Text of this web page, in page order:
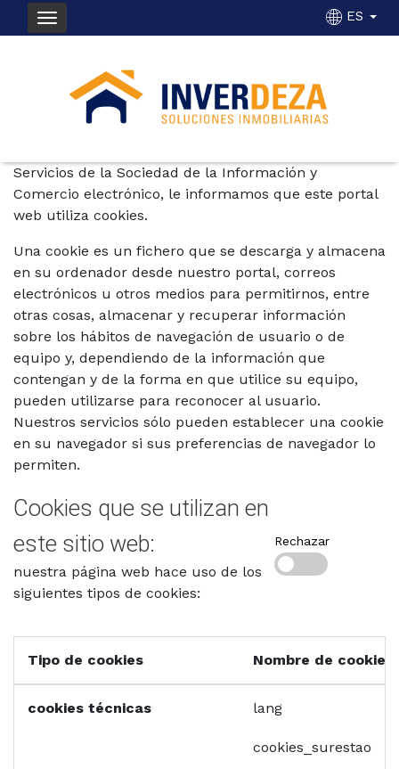
ES
POLÍTICA DE COOKIES
Servicios de la Sociedad de la Información y
Comercio electrónico, le informamos que este portal
web utiliza cookies.
Una cookie es un fichero que se descarga y almacena
en su ordenador desde nuestro portal, correos
electrónicos u otros medios para permitirnos, entre
otras cosas, almacenar y recuperar información
sobre los hábitos de navegación de usuario o de
equipo y, dependiendo de la información que
contengan y de la forma en que utilice su equipo,
pueden utilizarse para reconocer al usuario.
Nuestros servicios sólo pueden establecer una cookie
en su navegador si sus preferencias de navegador lo
permiten.
Cookies que se utilizan en
este sitio web:
nuestra página web hace uso de los
siguientes tipos de cookies:
Rechazar
Tipo de cookies Nombre de cookie
cookies técnicas lang
cookies_surestao